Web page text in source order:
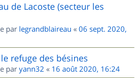
de Lacoste (secteur les
par legrandblaireau « 06 sept. 2020,
refuge des bésines
par yann32 « 16 août 2020, 16:24